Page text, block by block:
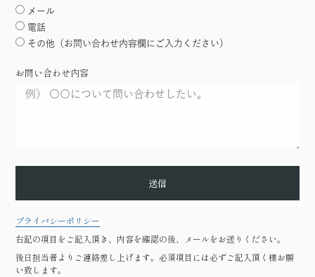
メール
電話
その他（お問い合わせ内容欄にご入力ください）
お問い合わせ内容
送信
プライバシーポリシー
右記の項目をご記入頂き、内容を確認の後、メールをお送りください。
後日担当者よりご連絡差し上げます。必須項目には必ずご記入頂く様お願
い致します。